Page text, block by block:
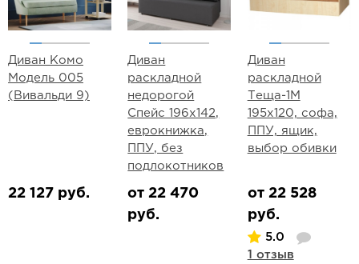
Диван Комо
Модель 005
(Вивальди 9)
22 127 руб.
Диван
раскладной
недорогой
Спейс 196х142,
еврокнижка,
ППУ, без
подлокотников
от 22 470
руб.
Диван
раскладной
Теща-1М
195х120, софа,
ППУ, ящик,
выбор обивки
от 22 528
руб.
5.0
1 отзыв